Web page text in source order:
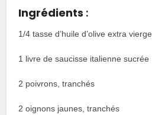
Ingrédients :
1/4 tasse d’huile d’olive extra vierge
1 livre de saucisse italienne sucrée
2 poivrons, tranchés
2 oignons jaunes, tranchés